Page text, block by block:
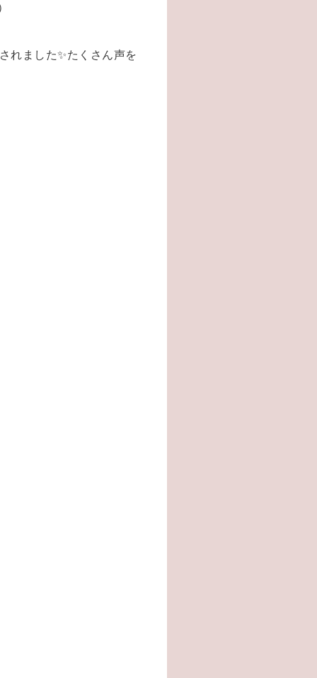
れました✨たくさん声を